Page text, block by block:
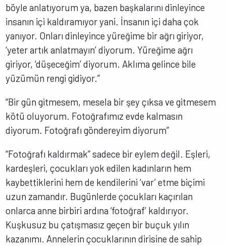
böyle anlatıyorum ya, bazen başkalarını dinleyince
insanın içi kaldıramıyor yani. İnsanın içi daha çok
yanıyor. Onları dinleyince yüreğime bir ağrı giriyor,
‘yeter artık anlatmayın’ diyorum. Yüreğime ağrı
giriyor, ‘düşeceğim’ diyorum. Aklıma gelince bile
yüzümün rengi gidiyor.”
“Bir gün gitmesem, mesela bir şey çıksa ve gitmesem
kötü oluyorum. Fotoğrafımız evde kalmasın
diyorum. Fotoğrafı göndereyim diyorum”
“Fotoğrafı kaldırmak” sadece bir eylem değil. Eşleri,
kardeşleri, çocukları yok edilen kadınların hem
kaybettiklerini hem de kendilerini ‘var’ etme biçimi
uzun zamandır. Bugünlerde çocukları kaçırılan
onlarca anne birbiri ardına ‘fotoğraf’ kaldırıyor.
Kuşkusuz bu çatışmasız geçen bir buçuk yılın
kazanımı. Annelerin çocuklarının dirisine de sahip